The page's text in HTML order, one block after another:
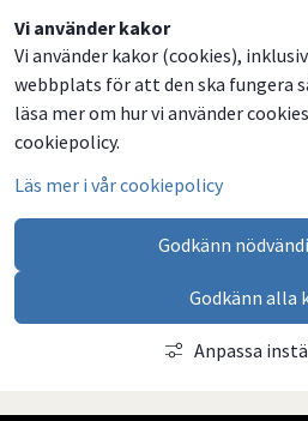
Vi använder kakor
Vi använder kakor (cookies),
webbplats för att den ska fungera
läsa mer om hur vi använder
cookiepolicy.
Läs mer i vår cookiepolicy
Godkänn
Godkänn alla
Anpassa
Dela
på
Facebook
Dela
på
Twitter
Dela
på
LinkedIn
Dela
via
email